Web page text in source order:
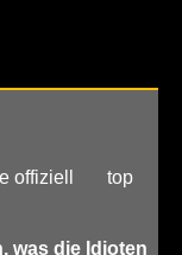
offiziell top
was die Idioten